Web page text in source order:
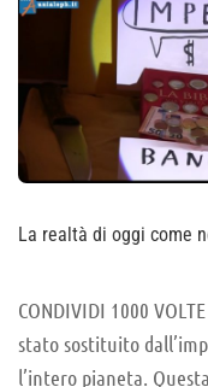
DELLA
LIBERAZIONE
La realtà di oggi come
CONDIVIDI 1000
stato sostituito
l’intero pianeta.